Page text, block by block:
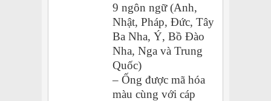
9 ngôn ngữ (Anh,
Nhật, Pháp, Đức, Tây
Ba Nha, Ý, Bồ Đào
Nha, Nga và Trung
Quốc)
– Ống được mã hóa
màu cùng với cáp